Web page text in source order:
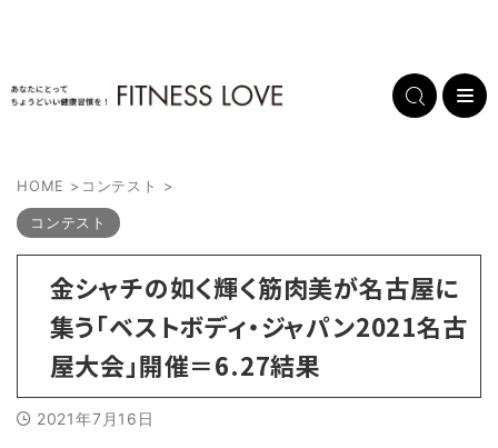
HOME > コンテスト >
コンテスト
金シャチの如く輝く筋肉美が名古屋に
集う「ベストボディ・ジャパン2021名古
屋大会」開催＝6.27結果
2021年7月16日